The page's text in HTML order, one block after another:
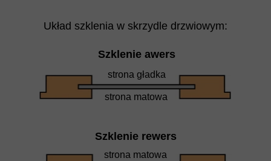
strona matowa
strona matowa
strona gładka
Szklenie rewers
Szklenie awers
Układ szklenia w skrzydle drzwiowym: